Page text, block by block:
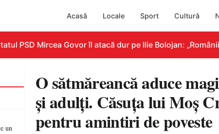
Acasă Locale Sport Cultură
PSD Mircea Govor îl atacă dur pe Ilie Bolojan:
un
O sătmăreancă aduce
şi adulţi. Căsuţa lui Moş
pentru amintiri de poveste